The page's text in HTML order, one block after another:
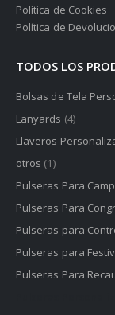
Política de Cookies
Política de
TODOS LOS
Bolsas de Tela
Lanyards (4)
Llaveros
otros (1)
Pulseras Para
Pulseras Para
Pulseras para
Pulseras para
Pulseras Para